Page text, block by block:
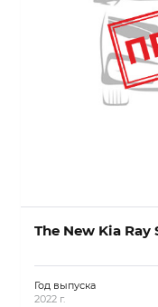
The New Kia Ray
Год выпуска
2022 г.